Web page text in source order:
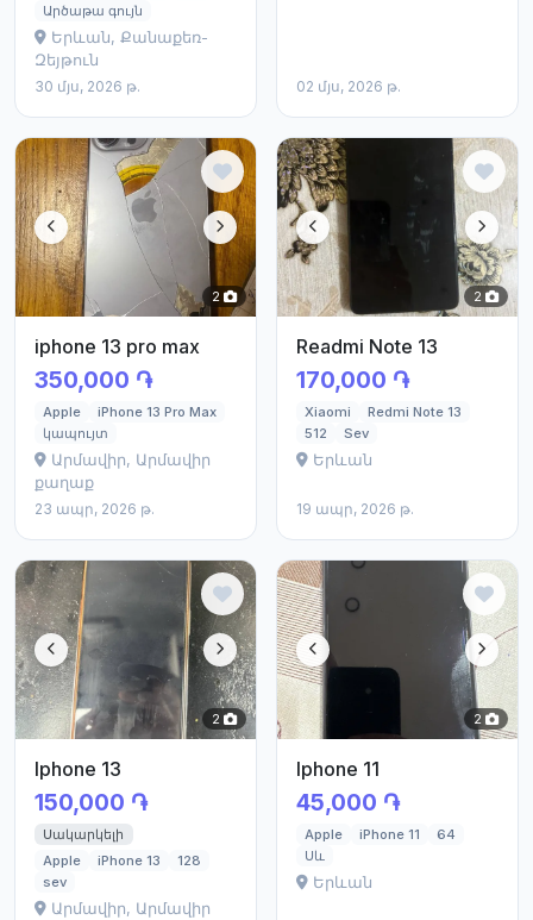
Արծաթա գույն
Երևան, Քանաքեռ-
Զեյթուն
30 մյս, 2026 թ.
02 մյս, 2026 թ.
2
iphone 13 pro max
350,000 ֏
Apple
iPhone 13 Pro Max
կապույտ
Արմավիր, Արմավիր
քաղաք
23 ապր, 2026 թ.
2
Readmi Note 13
170,000 ֏
Xiaomi
Redmi Note 13
512
Sev
Երևան
19 ապր, 2026 թ.
2
Iphone 13
150,000 ֏
Սակարկելի
Apple
iPhone 13
128
sev
Արմավիր, Արմավիր
2
Iphone 11
45,000 ֏
Apple iPhone 11
64
Սև
Երևան